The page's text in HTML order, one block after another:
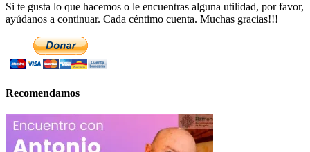
Si te gusta lo que hacemos o le encuentras alguna utilidad, por favor,
ayúdanos a continuar. Cada céntimo cuenta. Muchas gracias!!!
Recomendamos